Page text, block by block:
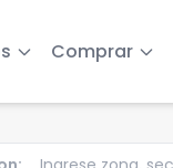
Comprar